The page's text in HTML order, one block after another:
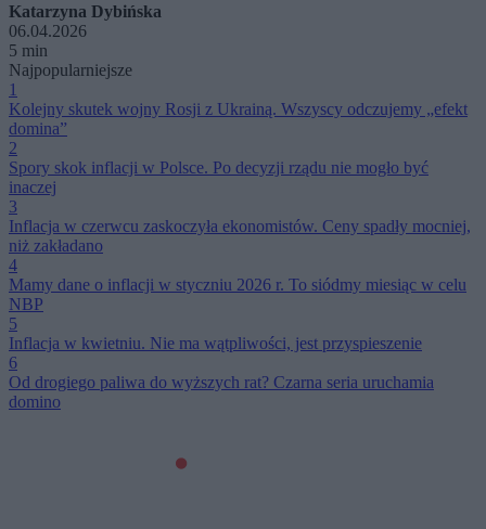
Katarzyna Dybińska
06.04.2026
5 min
Najpopularniejsze
1
Kolejny skutek wojny Rosji z Ukrainą. Wszyscy odczujemy „efekt
domina”
2
Spory skok inflacji w Polsce. Po decyzji rządu nie mogło być
inaczej
3
Inflacja w czerwcu zaskoczyła ekonomistów. Ceny spadły mocniej,
niż zakładano
4
Mamy dane o inflacji w styczniu 2026 r. To siódmy miesiąc w celu
NBP
5
Inflacja w kwietniu. Nie ma wątpliwości, jest przyspieszenie
6
Od drogiego paliwa do wyższych rat? Czarna seria uruchamia
domino